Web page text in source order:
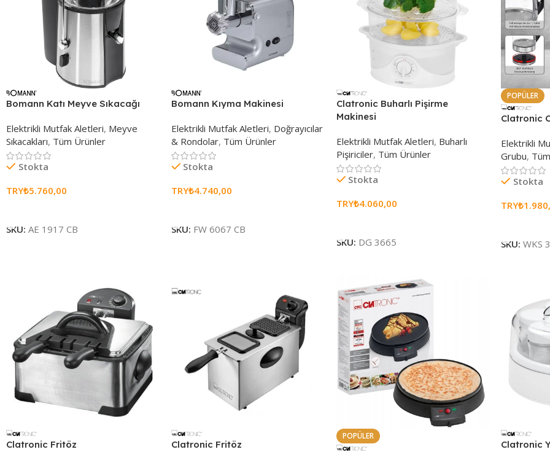
Bomann Katı Meyve Sıkacağı
Elektrikli Mutfak Aletleri, Meyve
Sıkacakları, Tüm Ürünler
Stokta
TRY₺5.760,00
SKU: AE 1917 CB
Bomann Kıyma Makinesi
Elektrikli Mutfak Aletleri, Doğrayıcılar
& Rondolar, Tüm Ürünler
Stokta
TRY₺4.740,00
SKU: FW 6067 CB
Clatronic Buharlı Pişirme
Makinesi
Elektrikli Mutfak Aletleri, Buharlı
Pişiriciler, Tüm Ürünler
Stokta
TRY₺4.060,00
SKU: DG 3665
POPÜLER
Clatronic
Elektrikli
Grubu,
Stokta
TRY₺
SKU:WKS
Clatronic Fritöz Clatronic Fritöz
POPÜLER
Clatronic